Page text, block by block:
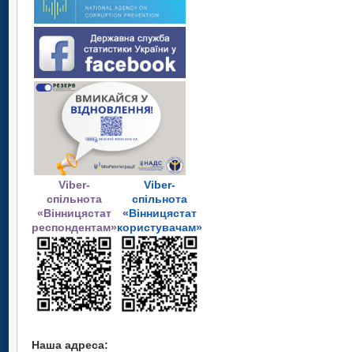
Viber-
спільнота
«Вінницястат
респондентам»
Viber-
спільнота
«Вінницястат
користувачам»
Наша адреса: